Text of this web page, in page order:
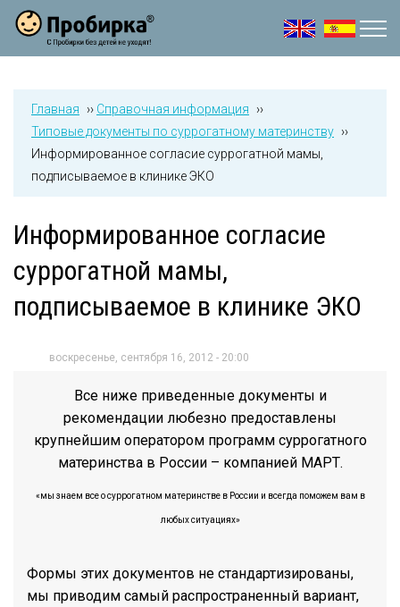
Jump to navigation
Главная ›› Справочная информация
››
Типовые документы по суррогатному материнству ››
Информированное согласие суррогатной мамы,
подписываемое в клинике ЭКО
Информированное согласие
суррогатной мамы,
подписываемое в клинике ЭКО
воскресенье, сентября 16, 2012 - 20:00
Все ниже приведенные документы и
рекомендации любезно предоставлены
крупнейшим оператором программ суррогатного
материнства в России – компанией МАРТ.
«мы знаем все о суррогатном материнстве в России и всегда поможем вам в
любых ситуациях»
Формы этих документов не стандартизированы,
мы приводим самый распространенный вариант,